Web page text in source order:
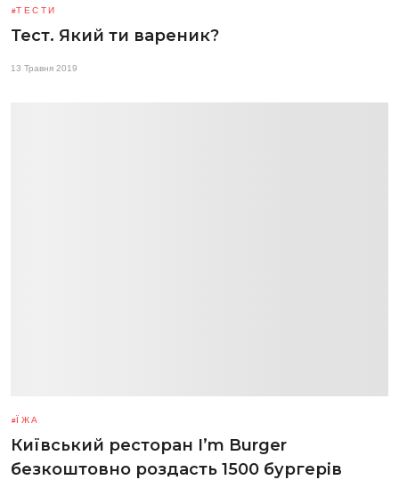
ТЕСТИ
Тест. Який ти вареник?
13 Травня 2019
ЇЖА
Київський ресторан I’m Burger
безкоштовно роздасть 1500 бургерів